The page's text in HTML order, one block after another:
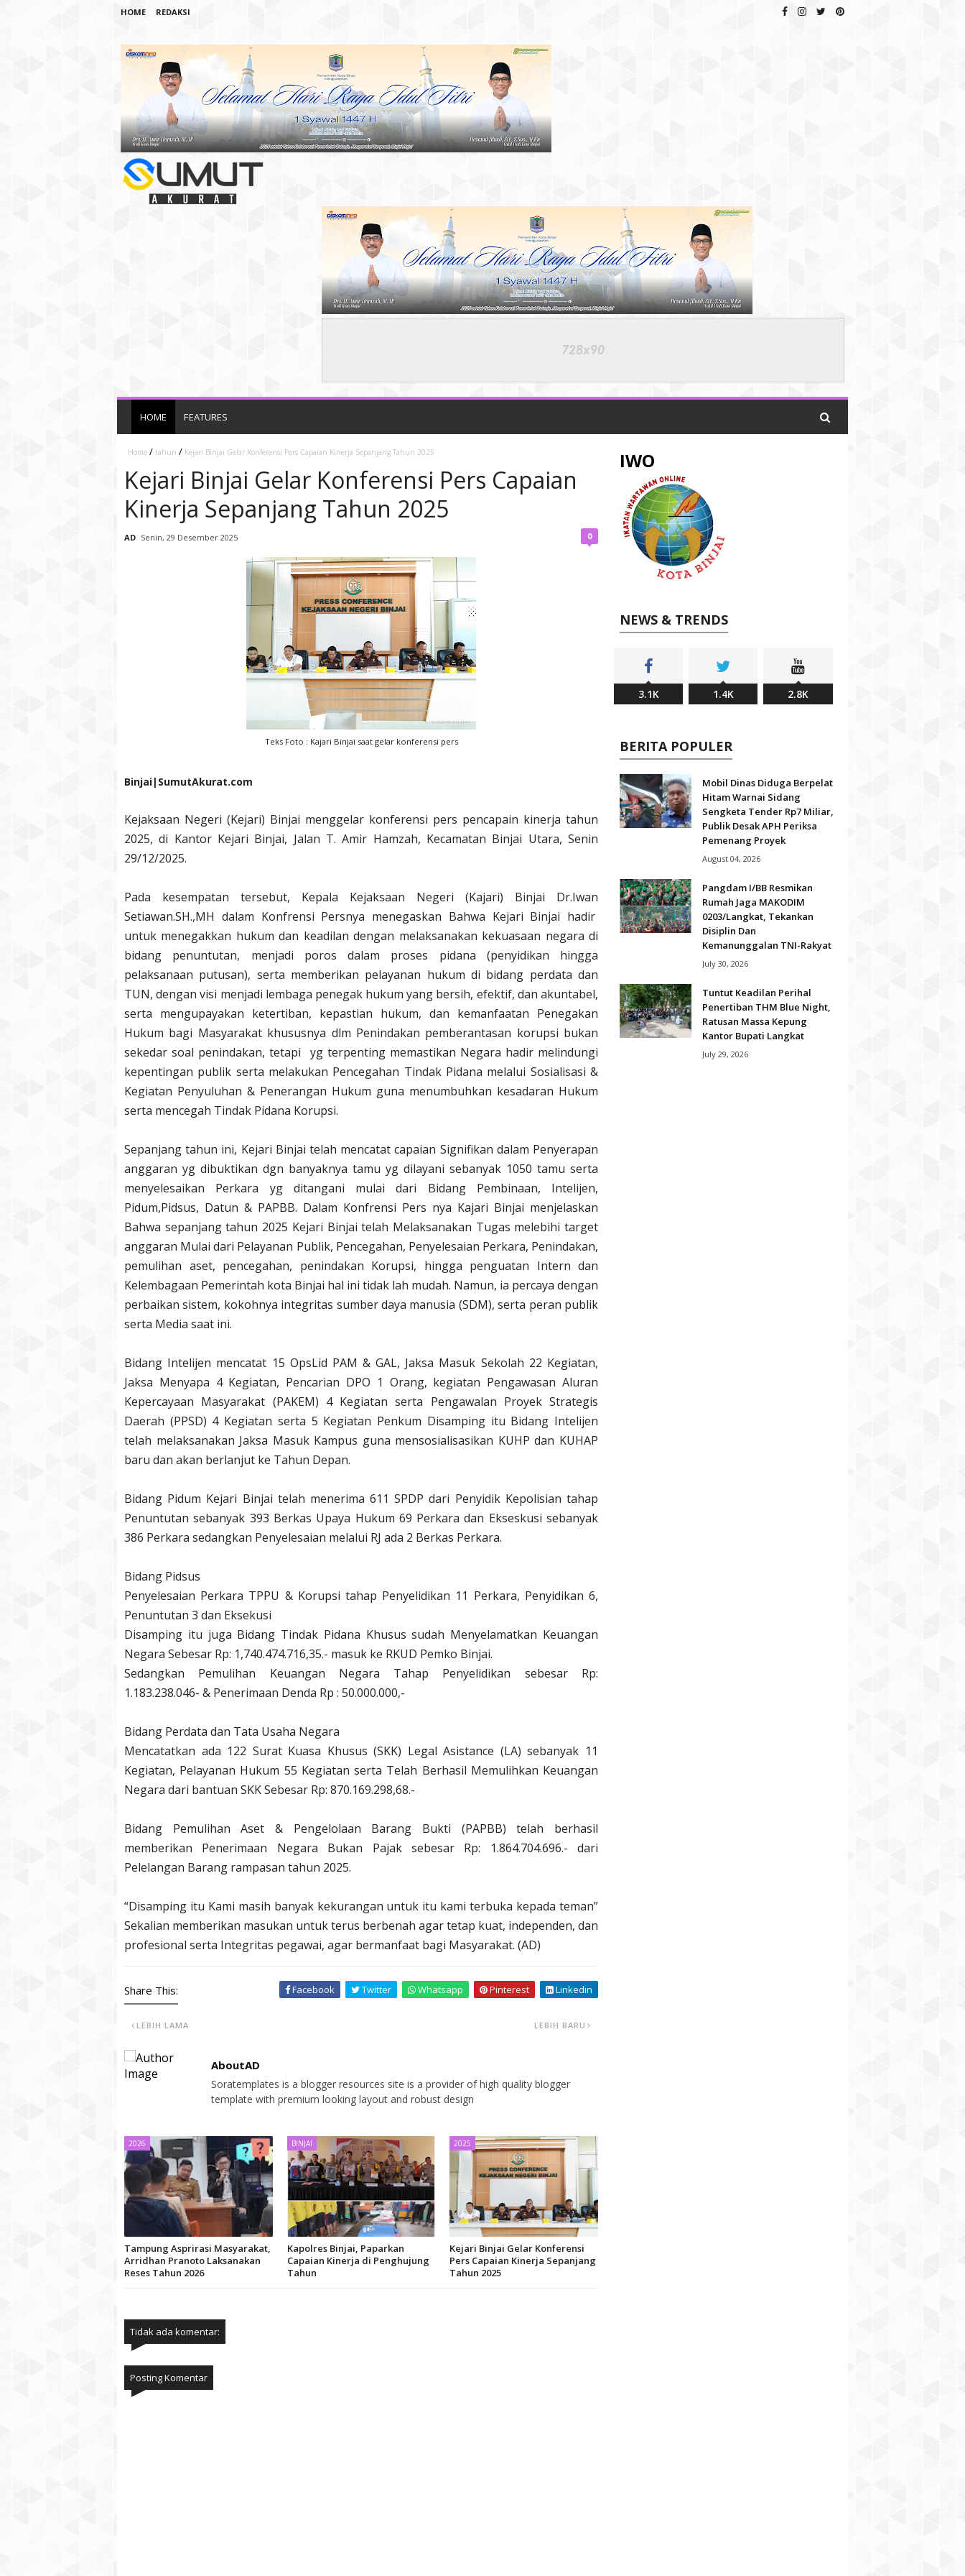
HOME REDAKSI
HOME FEATURES
Home / tahun / Kejari Binjai Gelar Konferensi Pers Capaian Kinerja Sepanjang Tahun 2025
Kejari Binjai Gelar Konferensi Pers Capaian
Kinerja Sepanjang Tahun 2025
AD Senin, 29 Desember 2025 0
Teks Foto : Kajari Binjai saat gelar konferensi pers
Binjai|SumutAkurat.com
Kejaksaan Negeri (Kejari) Binjai menggelar konferensi pers pencapain kinerja tahun
2025, di Kantor Kejari Binjai, Jalan T. Amir Hamzah, Kecamatan Binjai Utara, Senin
29/12/2025.
Pada kesempatan tersebut, Kepala Kejaksaan Negeri (Kajari) Binjai Dr.Iwan
Setiawan.SH.,MH dalam Konfrensi Persnya menegaskan Bahwa Kejari Binjai hadir
untuk menegakkan hukum dan keadilan dengan melaksanakan kekuasaan negara di
bidang penuntutan, menjadi poros dalam proses pidana (penyidikan hingga
pelaksanaan putusan), serta memberikan pelayanan hukum di bidang perdata dan
TUN, dengan visi menjadi lembaga penegak hukum yang bersih, efektif, dan akuntabel,
serta mengupayakan ketertiban, kepastian hukum, dan kemanfaatan Penegakan
Hukum bagi Masyarakat khususnya dlm Penindakan pemberantasan korupsi bukan
sekedar soal penindakan, tetapi yg terpenting memastikan Negara hadir melindungi
kepentingan publik serta melakukan Pencegahan Tindak Pidana melalui Sosialisasi &
Kegiatan Penyuluhan & Penerangan Hukum guna menumbuhkan kesadaran Hukum
serta mencegah Tindak Pidana Korupsi.
Sepanjang tahun ini, Kejari Binjai telah mencatat capaian Signifikan dalam Penyerapan
anggaran yg dibuktikan dgn banyaknya tamu yg dilayani sebanyak 1050 tamu serta
menyelesaikan Perkara yg ditangani mulai dari Bidang Pembinaan, Intelijen,
Pidum,Pidsus, Datun & PAPBB. Dalam Konfrensi Pers nya Kajari Binjai menjelaskan
Bahwa sepanjang tahun 2025 Kejari Binjai telah Melaksanakan Tugas melebihi target
anggaran Mulai dari Pelayanan Publik, Pencegahan, Penyelesaian Perkara, Penindakan,
pemulihan aset, pencegahan, penindakan Korupsi, hingga penguatan Intern dan
Kelembagaan Pemerintah kota Binjai hal ini tidak lah mudah. Namun, ia percaya dengan
perbaikan sistem, kokohnya integritas sumber daya manusia (SDM), serta peran publik
serta Media saat ini.
Bidang Intelijen mencatat 15 OpsLid PAM & GAL, Jaksa Masuk Sekolah 22 Kegiatan,
Jaksa Menyapa 4 Kegiatan, Pencarian DPO 1 Orang, kegiatan Pengawasan Aluran
Kepercayaan Masyarakat (PAKEM) 4 Kegiatan serta Pengawalan Proyek Strategis
Daerah (PPSD) 4 Kegiatan serta 5 Kegiatan Penkum Disamping itu Bidang Intelijen
telah melaksanakan Jaksa Masuk Kampus guna mensosialisasikan KUHP dan KUHAP
baru dan akan berlanjut ke Tahun Depan.
Bidang Pidum Kejari Binjai telah menerima 611 SPDP dari Penyidik Kepolisian tahap
Penuntutan sebanyak 393 Berkas Upaya Hukum 69 Perkara dan Ekseskusi sebanyak
386 Perkara sedangkan Penyelesaian melalui RJ ada 2 Berkas Perkara.
Bidang Pidsus
Penyelesaian Perkara TPPU & Korupsi tahap Penyelidikan 11 Perkara, Penyidikan 6,
Penuntutan 3 dan Eksekusi
Disamping itu juga Bidang Tindak Pidana Khusus sudah Menyelamatkan Keuangan
Negara Sebesar Rp: 1,740.474.716,35.- masuk ke RKUD Pemko Binjai.
Sedangkan Pemulihan Keuangan Negara Tahap Penyelidikan sebesar Rp:
1.183.238.046- & Penerimaan Denda Rp : 50.000.000,-
Bidang Perdata dan Tata Usaha Negara
Mencatatkan ada 122 Surat Kuasa Khusus (SKK) Legal Asistance (LA) sebanyak 11
Kegiatan, Pelayanan Hukum 55 Kegiatan serta Telah Berhasil Memulihkan Keuangan
Negara dari bantuan SKK Sebesar Rp: 870.169.298,68.-
Bidang Pemulihan Aset & Pengelolaan Barang Bukti (PAPBB) telah berhasil
memberikan Penerimaan Negara Bukan Pajak sebesar Rp: 1.864.704.696.- dari
Pelelangan Barang rampasan tahun 2025.
“Disamping itu Kami masih banyak kekurangan untuk itu kami terbuka kepada teman”
Sekalian memberikan masukan untuk terus berbenah agar tetap kuat, independen, dan
profesional serta Integritas pegawai, agar bermanfaat bagi Masyarakat. (AD)
Share This: Facebook Twitter Whatsapp Pinterest Linkedin
LEBIH BARU
LEBIH LAMA
AboutAD
Soratemplates is a blogger resources site is a provider of high quality blogger
template with premium looking layout and robust design
2026
Tampung Asprirasi Masyarakat,
Arridhan Pranoto Laksanakan
Reses Tahun 2026
BINJAI
Kapolres Binjai, Paparkan
Capaian Kinerja di Penghujung
Tahun
2025
Kejari Binjai Gelar Konferensi
Pers Capaian Kinerja Sepanjang
Tahun 2025
Tidak ada komentar:
Posting Komentar
IWO
NEWS & TRENDS
3.1K 1.4K 2.8K
BERITA POPULER
Mobil Dinas Diduga Berpelat
Hitam Warnai Sidang
Sengketa Tender Rp7 Miliar,
Publik Desak APH Periksa
Pemenang Proyek
August 04, 2026
Pangdam I/BB Resmikan
Rumah Jaga MAKODIM
0203/Langkat, Tekankan
Disiplin Dan
Kemanunggalan TNI-Rakyat
July 30, 2026
Tuntut Keadilan Perihal
Penertiban THM Blue Night,
Ratusan Massa Kepung
Kantor Bupati Langkat
July 29, 2026